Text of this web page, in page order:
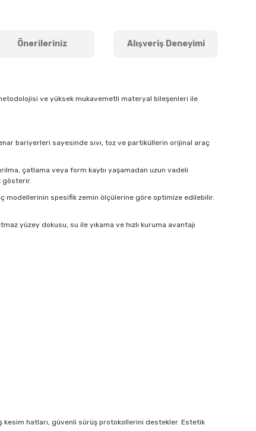
Önerileriniz Alışveriş Deneyimi
ve yüksek mukavemetli materyal bileşenleri ile
bariyerleri sayesinde sıvı, toz ve partiküllerin orijinal araç
çatlama veya form kaybı yaşamadan uzun vadeli
gösterir.
modellerinin spesifik zemin ölçülerine göre optimize edilebilir.
yüzey dokusu, su ile yıkama ve hızlı kuruma avantajı
kesim hatları, güvenli sürüş protokollerini destekler. Estetik